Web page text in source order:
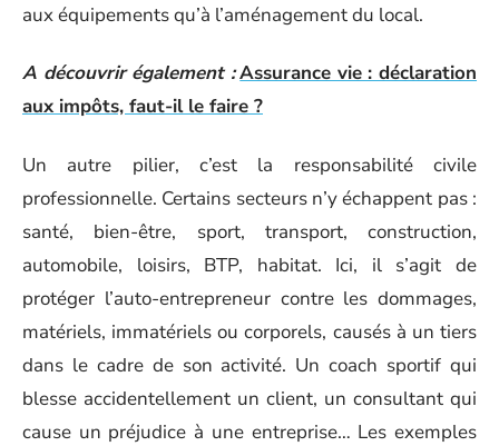
aux équipements qu’à l’aménagement du local.
A découvrir également :Assurance vie : déclaration
aux impôts, faut-il le faire ?
Un autre pilier, c’est la responsabilité civile
professionnelle. Certains secteurs n’y échappent pas :
santé, bien-être, sport, transport, construction,
automobile, loisirs, BTP, habitat. Ici, il s’agit de
protéger l’auto-entrepreneur contre les dommages,
matériels, immatériels ou corporels, causés à un tiers
dans le cadre de son activité. Un coach sportif qui
blesse accidentellement un client, un consultant qui
cause un préjudice à une entreprise… Les exemples